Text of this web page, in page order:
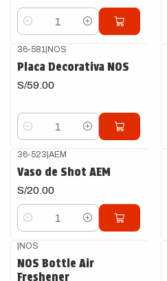
Cantidad
36-581| NOS
Placa Decorativa NOS
S/59.00
Cantidad
36-523 AEM
Vaso de Shot AEM
S/20.00
Cantidad
NOS
NOS Bottle Air
Freshener